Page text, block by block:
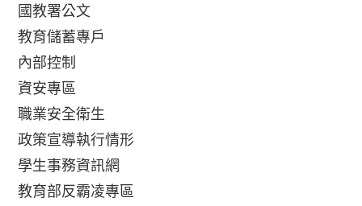
國教署公文
教育儲蓄專戶
內部控制
資安專區
職業安全衛生
政策宣導執行情形
學生事務資訊網
教育部反霸凌專區